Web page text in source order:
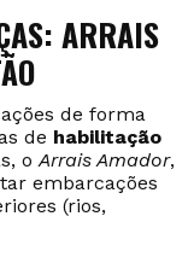
ARRAIS
de forma
de habilitação
oArrais Amador,
embarcações
(rios,